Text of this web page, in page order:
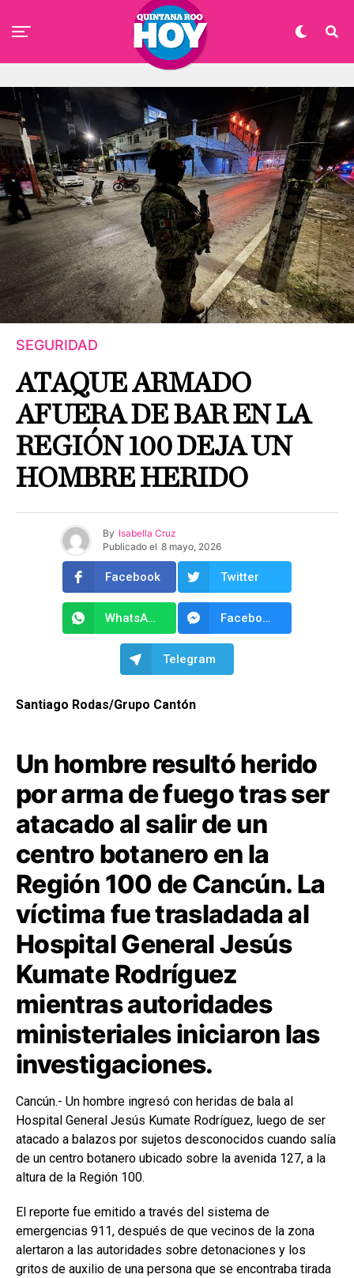
SEGURIDAD
ATAQUE ARMADO
AFUERA DE BAR EN LA
REGIÓN 100 DEJA UN
HOMBRE HERIDO
By Isabella Cruz
Publicado el 8 mayo, 2026
Facebook Twitter
WhatsApp Facebook Messenger
Telegram
Santiago Rodas/Grupo Cantón
Un hombre resultó herido
por arma de fuego tras ser
atacado al salir de un
centro botanero en la
Región 100 de Cancún. La
víctima fue trasladada al
Hospital General Jesús
Kumate Rodríguez
mientras autoridades
ministeriales iniciaron las
investigaciones.
Cancún.- Un hombre ingresó con heridas de bala al
Hospital General Jesús Kumate Rodríguez, luego de ser
atacado a balazos por sujetos desconocidos cuando salía
de un centro botanero ubicado sobre la avenida 127, a la
altura de la Región 100.
El reporte fue emitido a través del sistema de
emergencias 911, después de que vecinos de la zona
alertaron a las autoridades sobre detonaciones y los
gritos de auxilio de una persona que se encontraba tirada